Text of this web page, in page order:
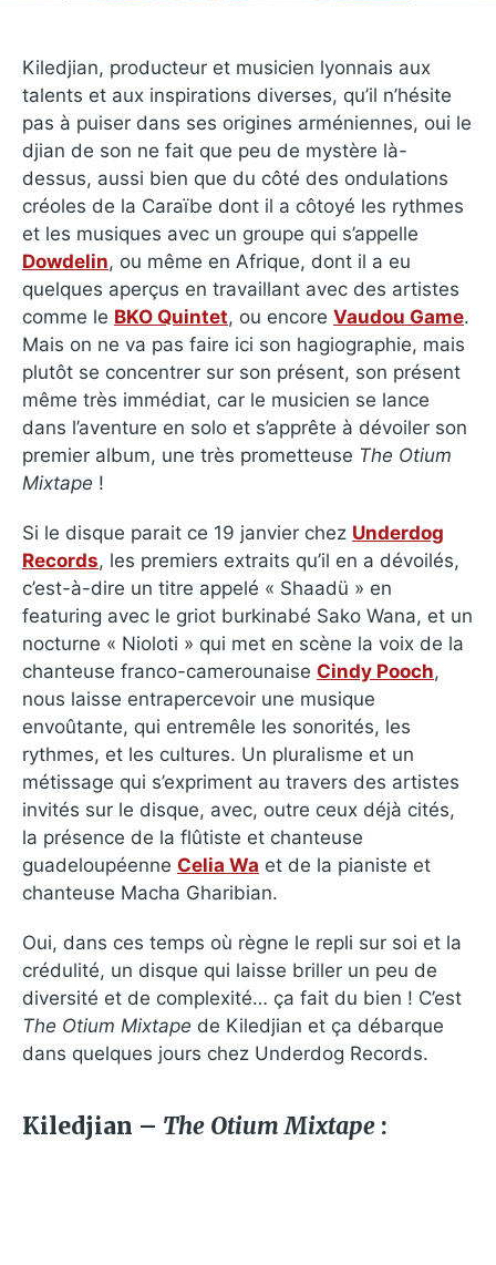
Kiledjian, producteur et musicien lyonnais aux
talents et aux inspirations diverses, qu’il n’hésite
pas à puiser dans ses origines arméniennes, oui le
djian de son ne fait que peu de mystère là-
dessus, aussi bien que du côté des ondulations
créoles de la Caraïbe dont il a côtoyé les rythmes
et les musiques avec un groupe qui s’appelle
Dowdelin, ou même en Afrique, dont il a eu
quelques aperçus en travaillant avec des artistes
comme le BKO Quintet, ou encore Vaudou Game.
Mais on ne va pas faire ici son hagiographie, mais
plutôt se concentrer sur son présent, son présent
même très immédiat, car le musicien se lance
dans l’aventure en solo et s’apprête à dévoiler son
premier album, une très prometteuse The Otium
Mixtape !
Si le disque parait ce 19 janvier chez Underdog
Records, les premiers extraits qu’il en a dévoilés,
c’est-à-dire un titre appelé « Shaadü » en
featuring avec le griot burkinabé Sako Wana, et un
nocturne « Nioloti » qui met en scène la voix de la
chanteuse franco-camerounaise Cindy Pooch,
nous laisse entrapercevoir une musique
envoûtante, qui entremêle les sonorités, les
rythmes, et les cultures. Un pluralisme et un
métissage qui s’expriment au travers des artistes
invités sur le disque, avec, outre ceux déjà cités,
la présence de la flûtiste et chanteuse
guadeloupéenne Celia Wa et de la pianiste et
chanteuse Macha Gharibian.
Oui, dans ces temps où règne le repli sur soi et la
crédulité, un disque qui laisse briller un peu de
diversité et de complexité… ça fait du bien ! C’est
The Otium Mixtape de Kiledjian et ça débarque
dans quelques jours chez Underdog Records.
Kiledjian – The Otium Mixtape :